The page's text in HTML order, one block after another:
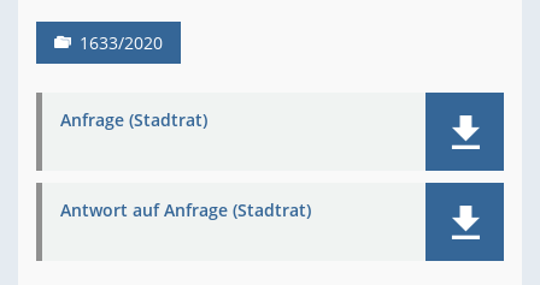
1633/2020
Anfrage (Stadtrat)
Antwort auf Anfrage (Stadtrat)